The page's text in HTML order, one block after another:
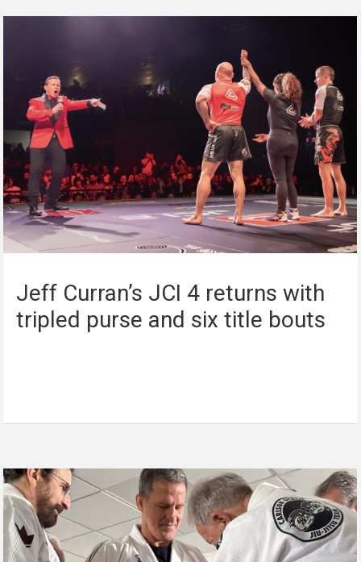
Jeff Curran’s JCI 4 returns with
tripled purse and six title bouts